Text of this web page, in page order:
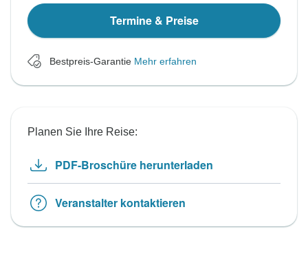
Termine & Preise
Bestpreis-Garantie Mehr erfahren
Planen Sie Ihre Reise:
PDF-Broschüre herunterladen
Veranstalter kontaktieren